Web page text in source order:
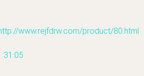
www.rejfdrw.com/product/80.html